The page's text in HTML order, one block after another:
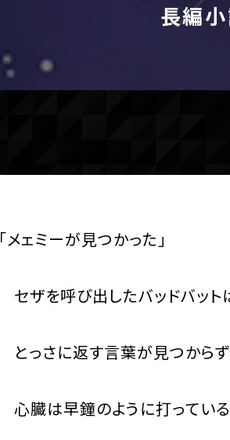
長編小
「メェミーが見つかった」
セザを呼び出したバッドバット
とっさに返す言葉が見つからず
心臓は早鐘のように打っている